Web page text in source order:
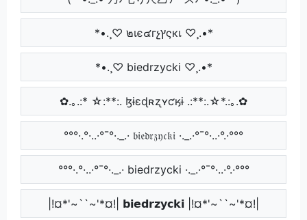
*•.¸♡ ๒เє๔гչץςкเ ♡¸.•*
*•.¸♡ biedrzycki ♡¸.•*
✿.｡.:* ☆:**:. ɮɨɛɖʀʐʏƈӄɨ .:**:.☆*.:｡.✿
°°°·.°·..·°¯°·._.· 𝔟𝔦𝔢𝔡𝔯𝔷𝔶𝔠𝔨𝔦 ·._.·°¯°·..·°.·°°°
°°°·.°·..·°¯°·._.· biedrzycki ·._.·°¯°·..·°.·°°°
|!¤*'~``~'*¤!| 𝗯𝗶𝗲𝗱𝗿𝘇𝘆𝗰𝗸𝗶 |!¤*'~``~'*¤!|